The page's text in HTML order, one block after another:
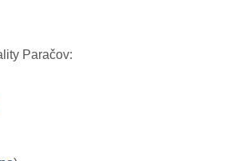
Paračov: